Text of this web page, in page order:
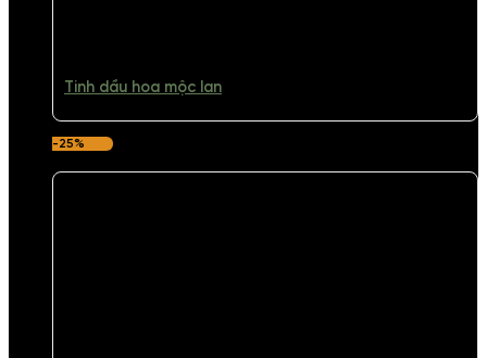
Tinh dầu hoa mộc lan
-25%